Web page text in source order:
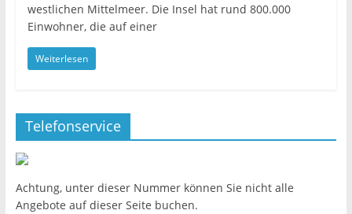
westlichen Mittelmeer. Die Insel hat rund 800.000
Einwohner, die auf einer
Weiterlesen
Telefonservice
Achtung, unter dieser Nummer können Sie nicht alle
Angebote auf dieser Seite buchen.